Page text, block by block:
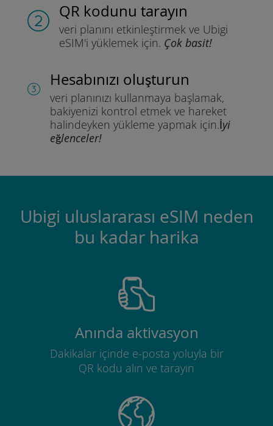
QR kodunu tarayın
veri planını etkinleştirmek ve Ubigi
eSIM'i yüklemek için. Çok basit!
Hesabınızı oluşturun
veri planınızı kullanmaya başlamak,
bakiyenizi kontrol etmek ve hareket
halindeyken yükleme yapmak için.İyi
eğlenceler!
Ubigi uluslararası eSIM neden
bu kadar harika
Anında aktivasyon
Dakikalar içinde e-posta yoluyla bir
QR kodu alın ve tarayın